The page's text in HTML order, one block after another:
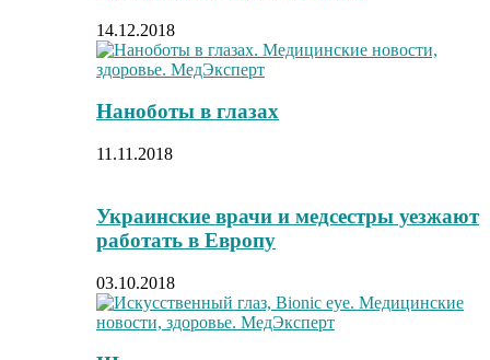
14.12.2018
Наноботы в глазах
11.11.2018
Украинские врачи и медсестры уезжают
работать в Европу
03.10.2018